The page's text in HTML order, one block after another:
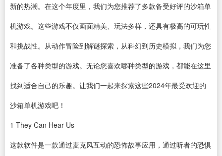
新的热潮。在这个年度里，我们为您推荐了多款备受好评的沙箱单
机游戏。这些游戏不仅画面精美、玩法多样，还具有极高的可玩性
和挑战性。从动作冒险到解谜探索，从科幻到历史模拟，我们为您
准备了各种类型的游戏。无论您喜欢哪种类型的游戏，都能在这里
找到适合自己的乐趣。让我们一起来探索这些2024年最受欢迎的
沙箱单机游戏吧！
1 They Can Hear Us
这款软件是一款通过麦克风互动的恐怖故事应用，通过听者的恐惧